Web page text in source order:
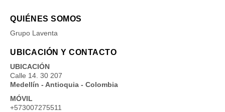
QUIÉNES SOMOS
Grupo Laventa
UBICACIÓN Y CONTACTO
UBICACIÓN
Calle 14. 30 207
Medellín - Antioquia - Colombia
MÓVIL
+573007275511